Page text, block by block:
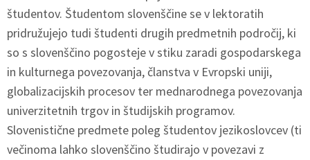
študentov. Študentom slovenščine se v lektoratih
pridružujejo tudi študenti drugih predmetnih področij, ki
so s slovenščino pogosteje v stiku zaradi gospodarskega
in kulturnega povezovanja, članstva v Evropski uniji,
globalizacijskih procesov ter mednarodnega povezovanja
univerzitetnih trgov in študijskih programov.
Slovenistične predmete poleg študentov jezikoslovcev (ti
večinoma lahko slovenščino študirajo v povezavi z